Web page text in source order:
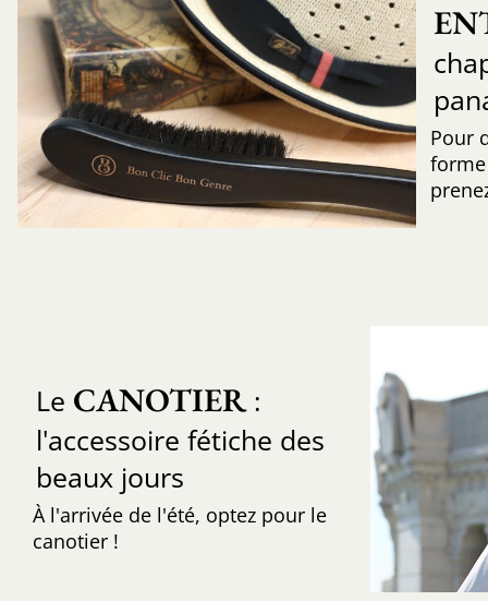
Pour
Le CANOTIER:
l'accessoire fétiche des
beaux jours
À l'arrivée de l'été, optez pour le
canotier !